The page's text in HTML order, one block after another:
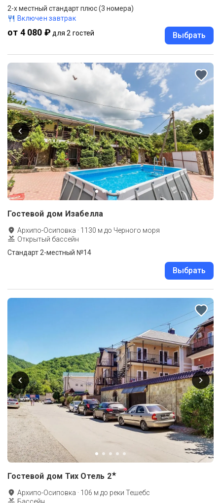
2-х местный стандарт плюс (3 номера)
Включен завтрак
от 4 080 ₽ для 2 гостей Выбрать
Гостевой дом Изабелла
Архипо-Осиповка · 1130 м до Черного моря
Открытый бассейн
Стандарт 2-местный №14
Выбрать
Гостевой дом Тих Отель 2★
Архипо-Осиповка · 106 м до реки Тешебс